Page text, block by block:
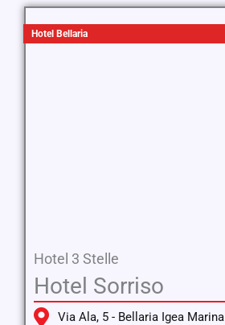
Hotel Bellaria
Hotel 3 Stelle
Hotel Sorriso
Via Ala, 5 - Bellaria Igea Marina